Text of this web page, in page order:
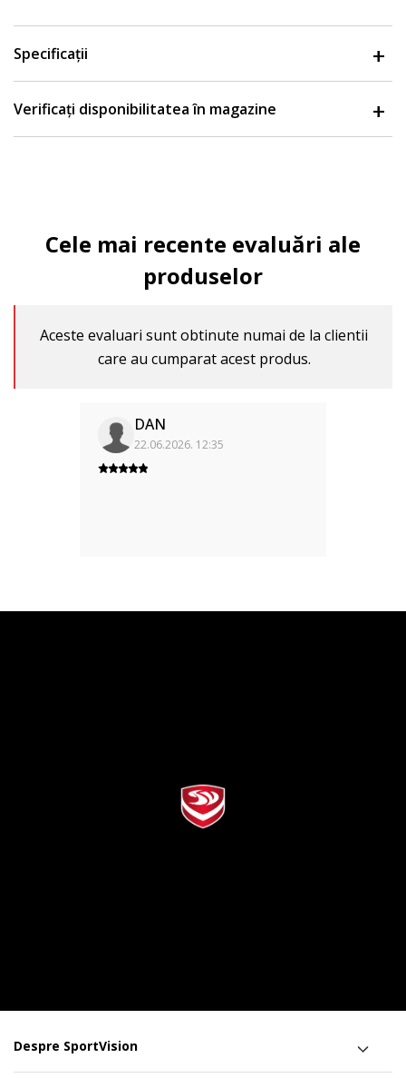
Specificații
Verificați disponibilitatea în magazine
Cele mai recente evaluări ale
produselor
Aceste evaluari sunt obtinute numai de la clientii
care au cumparat acest produs.
DAN
22.06.2026. 12:35
Despre SportVision